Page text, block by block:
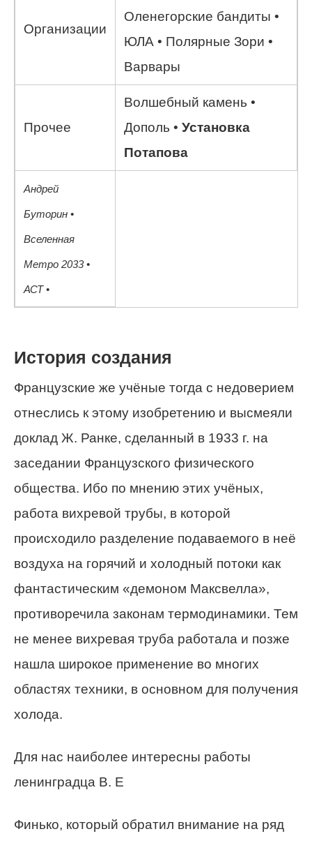
Организации
Оленегорские бандиты •
ЮЛА • Полярные Зори •
Варвары
Прочее
Волшебный камень •
Дополь • Установка
Потапова
Андрей
Буторин •
Вселенная
Метро 2033 •
АСТ •
История создания
Французские же учёные тогда с недоверием
отнеслись к этому изобретению и высмеяли
доклад Ж. Ранке, сделанный в 1933 г. на
заседании Французского физического
общества. Ибо по мнению этих учёных,
работа вихревой трубы, в которой
происходило разделение подаваемого в неё
воздуха на горячий и холодный потоки как
фантастическим «демоном Максвелла»,
противоречила законам термодинамики. Тем
не менее вихревая труба работала и позже
нашла широкое применение во многих
областях техники, в основном для получения
холода.
Для нас наиболее интересны работы
ленинградца В. Е
Финько, который обратил внимание на ряд